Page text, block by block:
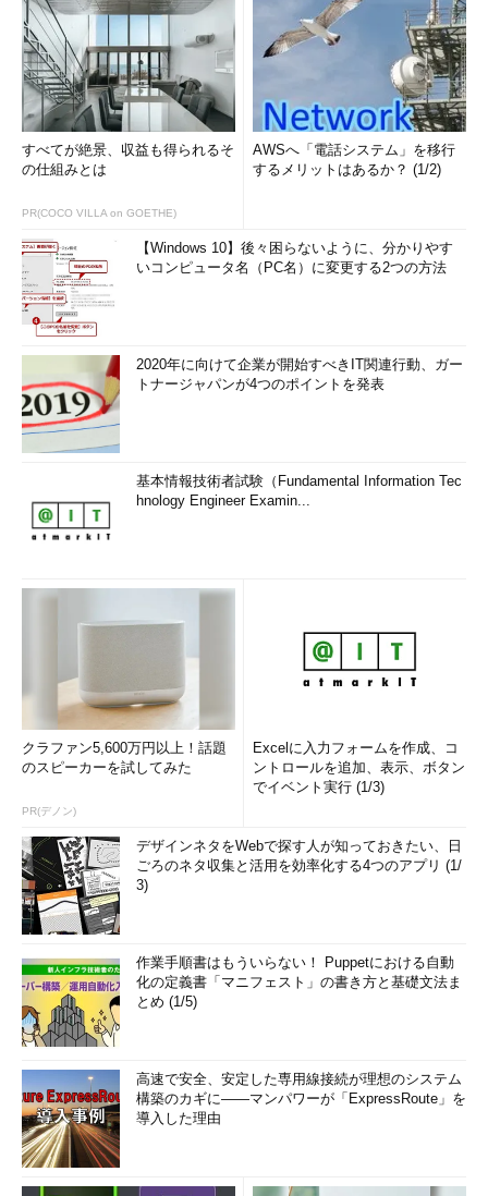
すべてが絶景、収益も得られるそ
の仕組みとは
PR(COCO VILLA on GOETHE)
AWSへ「電話システム」を移行
するメリットはあるか？ (1/2)
【Windows 10】後々困らないように、分かりやす
いコンピュータ名（PC名）に変更する2つの方法
2020年に向けて企業が開始すべきIT関連行動、ガー
トナージャパンが4つのポイントを発表
基本情報技術者試験（Fundamental Information Tec
hnology Engineer Examin...
クラファン5,600万円以上！話題
のスピーカーを試してみた
PR(デノン)
Excelに入力フォームを作成、コ
ントロールを追加、表示、ボタン
でイベント実行 (1/3)
デザインネタをWebで探す人が知っておきたい、日
ごろのネタ収集と活用を効率化する4つのアプリ (1/
3)
作業手順書はもういらない！ Puppetにおける自動
化の定義書「マニフェスト」の書き方と基礎文法ま
とめ (1/5)
高速で安全、安定した専用線接続が理想のシステム
構築のカギに――マンパワーが「ExpressRoute」を
導入した理由